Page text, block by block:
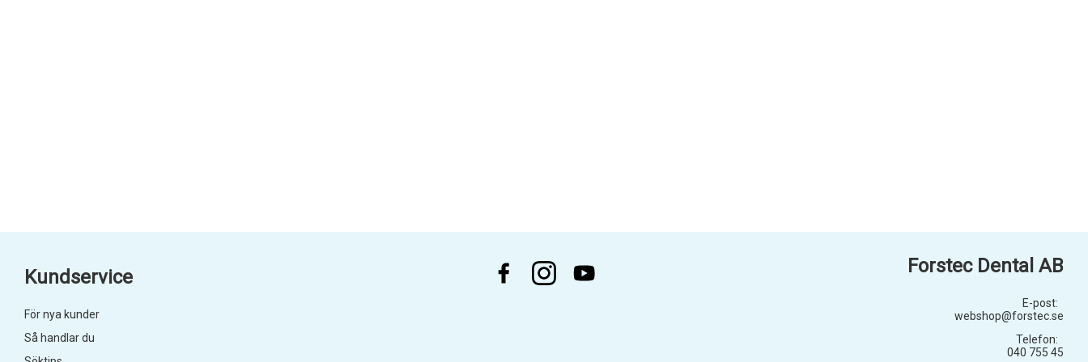
Forstec Dental AB
E-post:
webshop@forstec.se
Telefon:
040 755 45
Kundservice
För nya kunder
Så handlar du